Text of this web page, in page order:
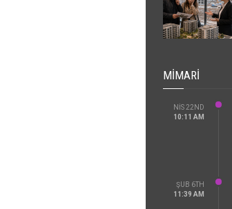
MIMARI
NIS 22ND
10:11 AM
ŞUB 6TH
11:39 AM